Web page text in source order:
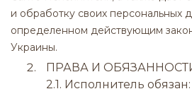
и обработку своих персональных
определенном действующим
Украины.
ПРАВА И
2.1. Исполнитель обязан: